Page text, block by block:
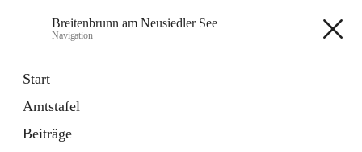
Breitenbrunn am Neusiedler See
Navigation
Start
Amtstafel
Beiträge
18 Schnellzugriffe